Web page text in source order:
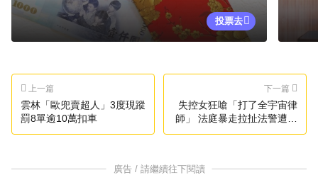
投票去
上一篇
雲林「歐兜賣超人」3度現蹤
罰8單逾10萬扣車
下一篇
失控女狂嗆「打了全宇宙律
師」 法庭暴走拉扯法警遭續
押2月
廣告 / 請繼續往下閱讀